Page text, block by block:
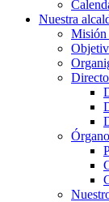
Nuestra
Misión